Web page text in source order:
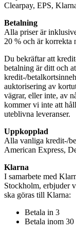
Clearpay, EPS,
Betalning
Alla priser är
20 % och är korrekta
Du bekräftar att
betalning är ditt och
kredit-/
auktorisering av
vägrar, eller inte, av
kommer vi inte att
uteblivna leveranser.
Uppkopplad
Alla vanliga kredit-/
American Express,
Klarna
I samarbete med
Stockholm, erbjuder
ska göras till Klarna:
Betala in 3
Betala inom 30